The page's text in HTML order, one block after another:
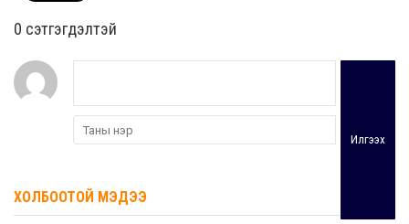
0 cэтгэгдэлтэй
Илгээх
ХОЛБООТОЙ МЭДЭЭ